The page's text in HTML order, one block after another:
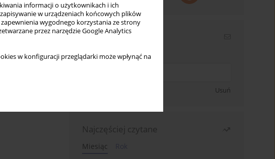
informacji o użytkownikach i ich
w urządzeniach końcowych plików
wygodnego korzystania ze strony
przez narzędzie Google Analytics
w konfiguracji przeglądarki może wpłynąć na
Newsletter
Wpisz swój adres email
Usuń
Najczęściej czytane
Miesiąc